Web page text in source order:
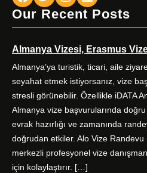
Our Recent Posts
Almanya Vizesi, Erasmus
Almanya’ya turistik, ticari, aile
seyahat etmek istiyorsanız, vize
stresli görünebilir. Özellikle iDATA
Almanya vize başvurularında
evrak hazırlığı ve zamanında
doğrudan etkiler. Alo Vize
merkezli profesyonel vize
için kolaylaştırır. […]